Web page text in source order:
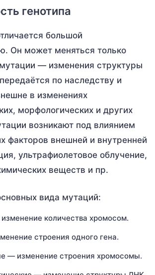
генотипа
большой
Он может меняться только
— изменения структуры
по наследству и
в изменениях
морфологических и других
возникают под влиянием
факторов внешней и внутренней
ультрафиолетовое облучение,
веществ и пр.
вида мутаций:
количества хромосом.
строения одного гена.
— изменение строения хромосомы.